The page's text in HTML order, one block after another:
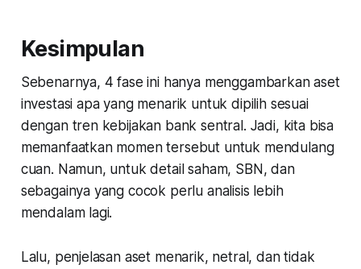
Kesimpulan
Sebenarnya, 4 fase ini hanya menggambarkan aset
investasi apa yang menarik untuk dipilih sesuai
dengan tren kebijakan bank sentral. Jadi, kita bisa
memanfaatkan momen tersebut untuk mendulang
cuan. Namun, untuk detail saham, SBN, dan
sebagainya yang cocok perlu analisis lebih
mendalam lagi.
Lalu, penjelasan aset menarik, netral, dan tidak